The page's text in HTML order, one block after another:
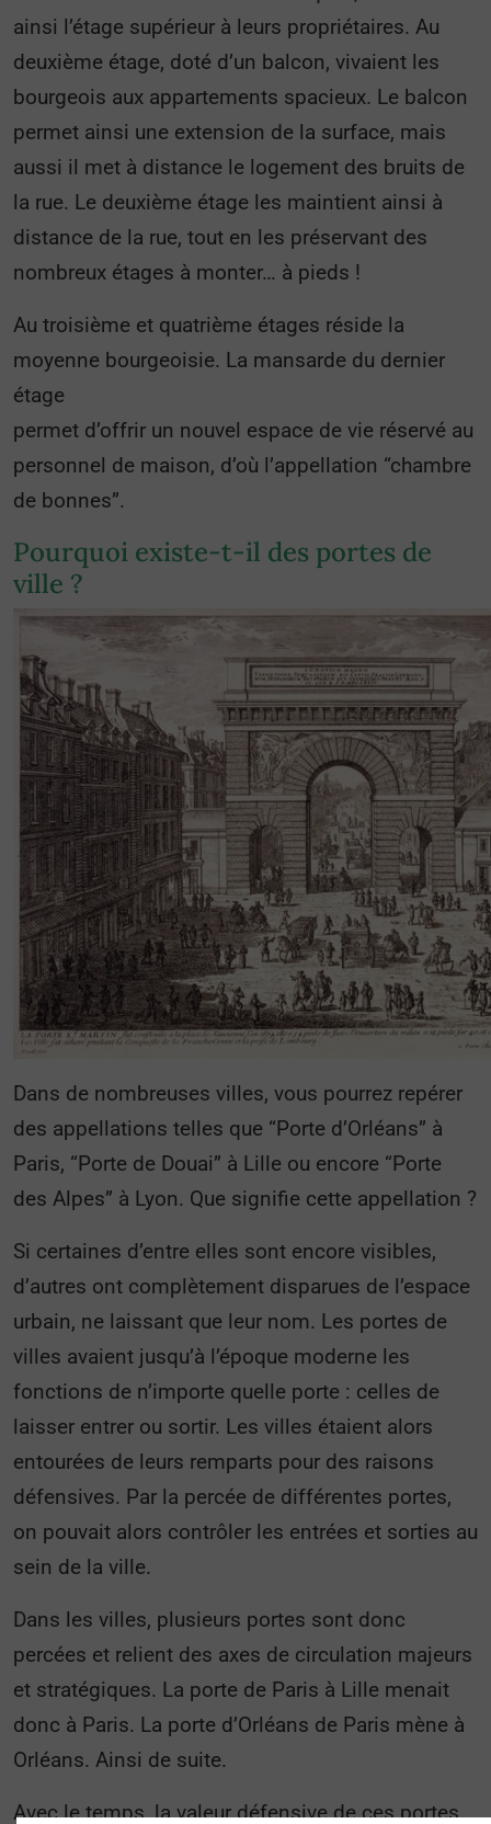
ainsi l’étage supérieur à leurs propriétaires. Au
deuxième étage, doté d’un balcon, vivaient les
bourgeois aux appartements spacieux. Le balcon
permet ainsi une extension de la surface, mais
aussi il met à distance le logement des bruits de
la rue. Le deuxième étage les maintient ainsi à
distance de la rue, tout en les préservant des
nombreux étages à monter… à pieds !
Au troisième et quatrième étages réside la
moyenne bourgeoisie. La mansarde du dernier
étage
permet d’offrir un nouvel espace de vie réservé au
personnel de maison, d’où l’appellation “chambre
de bonnes”.
Pourquoi existe-t-il des portes de
ville ?
Dans de nombreuses villes, vous pourrez repérer
des appellations telles que “Porte d’Orléans” à
Paris, “Porte de Douai” à Lille ou encore “Porte
des Alpes” à Lyon. Que signifie cette appellation ?
Si certaines d’entre elles sont encore visibles,
d’autres ont complètement disparues de l’espace
urbain, ne laissant que leur nom. Les portes de
villes avaient jusqu’à l’époque moderne les
fonctions de n’importe quelle porte : celles de
laisser entrer ou sortir. Les villes étaient alors
entourées de leurs remparts pour des raisons
défensives. Par la percée de différentes portes,
on pouvait alors contrôler les entrées et sorties au
sein de la ville.
Dans les villes, plusieurs portes sont donc
percées et relient des axes de circulation majeurs
et stratégiques. La porte de Paris à Lille menait
donc à Paris. La porte d’Orléans de Paris mène à
Orléans. Ainsi de suite.
Avec le temps, la valeur défensive de ces portes